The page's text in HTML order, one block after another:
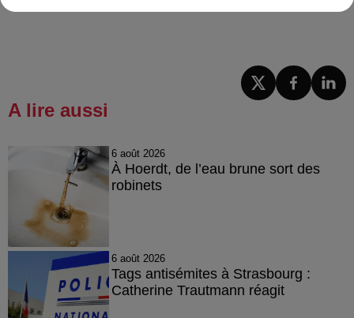
A lire aussi
6 août 2026
À Hoerdt, de l’eau brune sort des
robinets
6 août 2026
Tags antisémites à Strasbourg :
Catherine Trautmann réagit